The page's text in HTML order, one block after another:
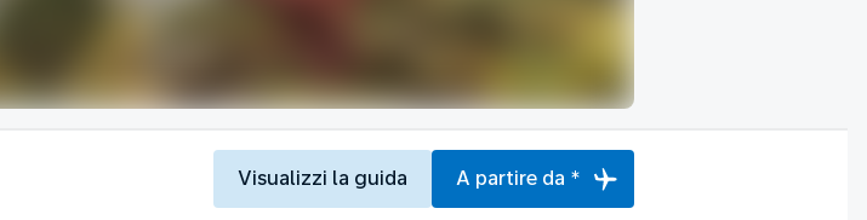
Visualizzi la guida A partire da *